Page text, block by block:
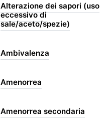
Alterazione dei sapori (uso
eccessivo di
sale/aceto/spezie)
Ambivalenza
Amenorrea
Amenorrea secondaria